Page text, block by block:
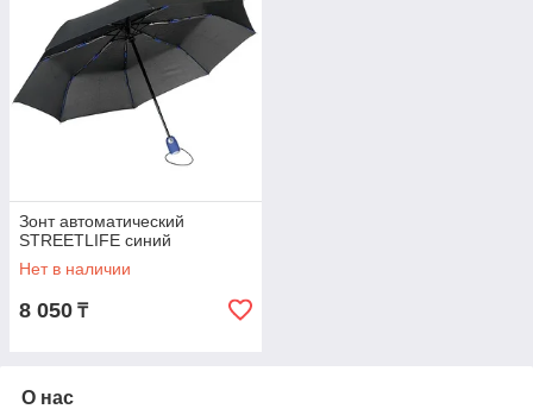
Зонт автоматический
STREETLIFE синий
Нет в наличии
8 050 ₸
О нас